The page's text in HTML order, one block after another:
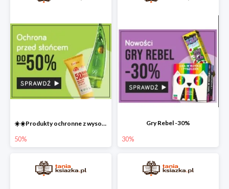
☀️☀️Produkty ochronne z wysokim SPF do -50% ☀️☀️
50%
Gry Rebel -30%
30%